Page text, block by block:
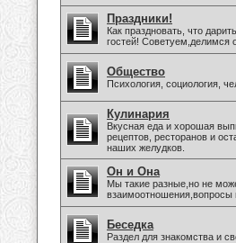
Праздники!
Как праздновать, что
гостей! Советуем,делимся
Общество
Психология, социология,
Кулинария
Вкусная еда и хорошая
рецептов, ресторанов и
наших желудков.
Он и Она
Мы такие разные,но не
взаимоотношения,вопросы
Беседка
Раздел для знакомства и